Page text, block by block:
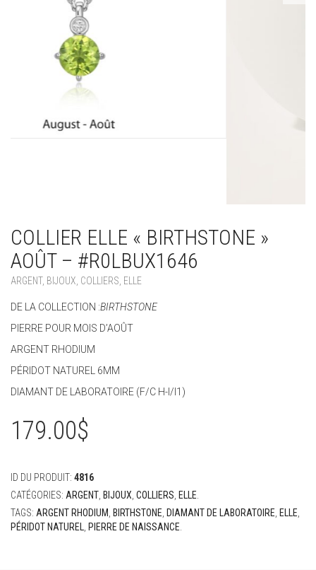
COLLIER ELLE « BIRTHSTONE »
AOÛT – #R0LBUX1646
ARGENT, BIJOUX COLLIERS ELLE
DE LA COLLECTION :BIRTHSTONE
PIERRE POUR MOIS D’AOÛT
ARGENT RHODIUM
PÉRIDOT NATUREL 6MM
DIAMANT DE LABORATOIRE (F/C H-I/I1)
179.00$
ID DU PRODUIT: 4816
CATÉGORIES: ARGENT BIJOUX COLLIERS ELLE
TAGS: ARGENT RHODIUM BIRTHSTONE DIAMANT DE LABORATOIRE ELLE
PÉRIDOT NATUREL
PIERRE DE NAISSANCE